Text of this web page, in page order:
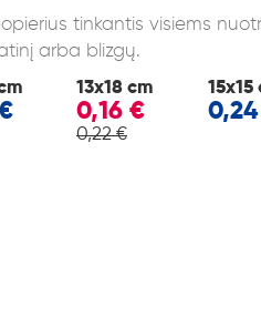
tinkantis visiems
arba blizgų.
13x18 cm
0,16 €
0,22 €
15x15